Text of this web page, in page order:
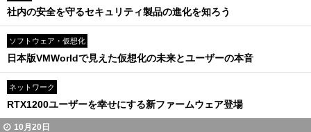
社内の安全を守るセキュリティ製品の進化を知ろう
ソフトウェア・仮想化
日本版VMWorldで見えた仮想化の未来とユーザーの本音
ネットワーク
RTX1200ユーザーを幸せにする新ファームウェア登場
10月20日